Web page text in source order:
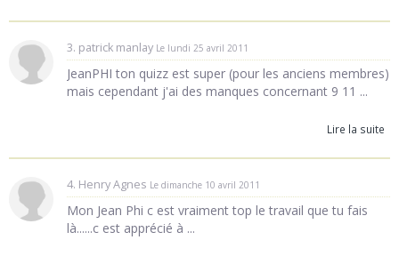
3. patrick manlay Le lundi 25 avril 2011
JeanPHI ton quizz est super (pour les anciens membres)
mais cependant j'ai des manques concernant 9 11 ...
Lire la suite
4. Henry Agnes Le dimanche 10 avril 2011
Mon Jean Phi c est vraiment top le travail que tu fais
là......c est apprécié à ...